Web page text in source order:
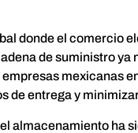
donde el comercio
de suministro ya
mexicanas
de entrega y
almacenamiento ha